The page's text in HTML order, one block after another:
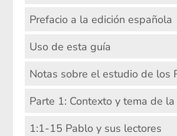
Prefacio a la edición española
Uso de esta guía
Notas sobre el estudio de los
Parte 1: Contexto y tema de la
1:1-15 Pablo y sus lectores